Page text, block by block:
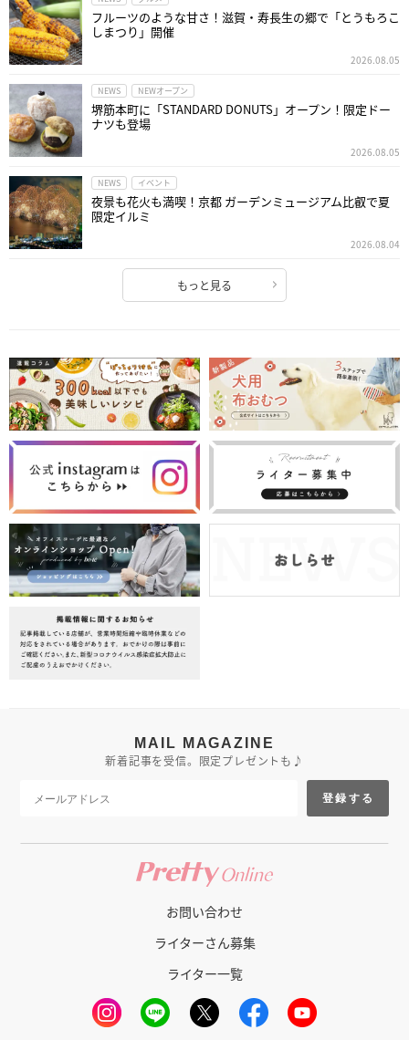
フルーツのような甘さ！滋賀・寿長生の郷で「とうもろこ
しまつり」開催
2026.08.05
NEWS NEWオープン
堺筋本町に「STANDARD DONUTS」オープン！限定ドー
ナツも登場
2026.08.05
NEWS イベント
夜景も花火も満喫！京都 ガーデンミュージアム比叡で夏
限定イルミ
2026.08.04
もっと見る
MAIL MAGAZINE
新着記事を受信。限定プレゼントも♪
登録する
お問い合わせ
ライターさん募集
ライター一覧